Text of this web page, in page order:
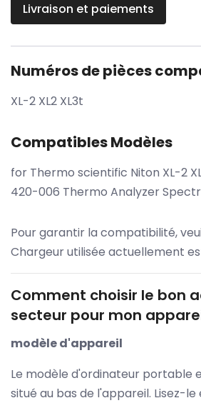
Livraison et paiements
Numéros de pièces
XL-2 XL2 XL3t
Compatibles Modèles
for Thermo scientific Niton XL-2
420-006 Thermo Analyzer
Pour garantir la compatibilité,
Chargeur utilisée actuellement
Comment choisir le bon
secteur pour mon
modèle d'appareil
Le modèle d'ordinateur portable
situé au bas de l'appareil. Lisez-